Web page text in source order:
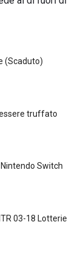
(Scaduto)
truffato
Switch
03-18 Lotterie